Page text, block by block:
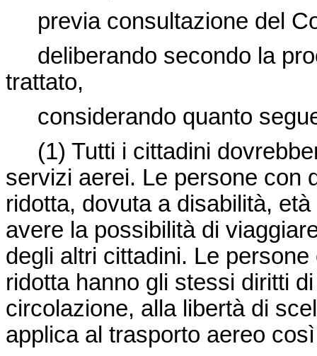
previa consultazione del
deliberando secondo la
trattato,
considerando quanto
(1) Tutti i cittadini
servizi aerei. Le persone con
ridotta, dovuta a disabilità,
avere la possibilità di
degli altri cittadini. Le
ridotta hanno gli stessi diritti
circolazione, alla libertà di
applica al trasporto aereo